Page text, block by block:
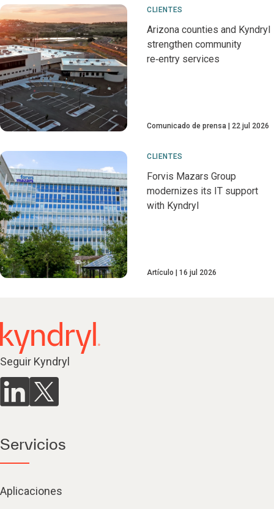
CLIENTES
Arizona counties and Kyndryl
strengthen community
re‑entry services
Comunicado de prensa 22 jul 2026
CLIENTES
Forvis Mazars Group
modernizes its IT support
with Kyndryl
Artículo 16 jul 2026
Seguir Kyndryl
Servicios
Aplicaciones